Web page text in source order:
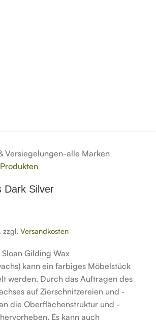
Versiegelungen-alle Marken
Dark Silver
zzgl. Versandkosten
Gilding Wax
kann ein farbiges Möbelstück
werden. Durch das Auftragen des
auf Zierschnitzereien und -
die Oberflächenstruktur und -
Es kann auch